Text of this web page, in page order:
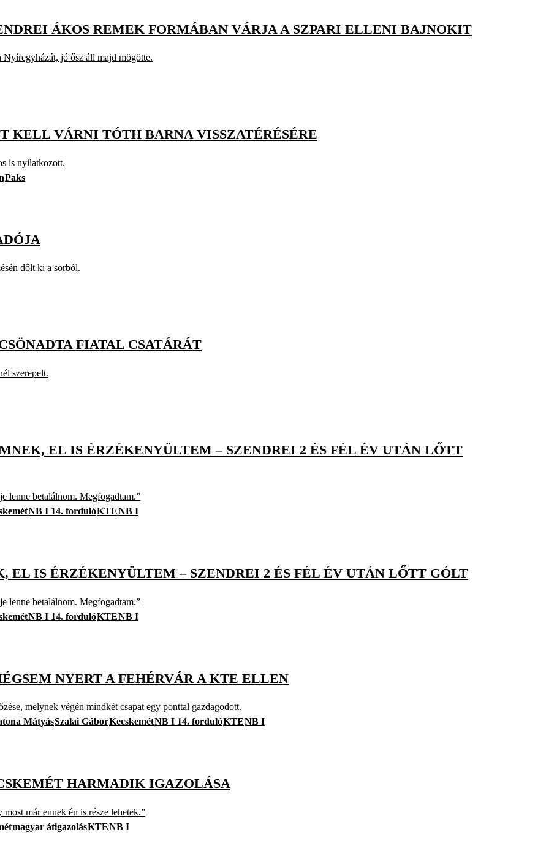
ÁKOS REMEK FORMÁBAN VÁRJA A SZPARI ELLENI BAJNOKIT
jó ősz áll majd mögötte.
KELL VÁRNI TÓTH BARNA VISSZATÉRÉSÉRE
is nyilatkozott.
Paks
dőlt ki a sorból.
FIATAL CSATÁRÁT
szerepelt.
EL IS ÉRZÉKENYÜLTEM – SZENDREI 2 ÉS FÉL ÉV UTÁN LŐTT
lenne betalálnom. Megfogadtam.”
NB I 14. fordulóKTENB I
IS ÉRZÉKENYÜLTEM – SZENDREI 2 ÉS FÉL ÉV UTÁN LŐTT GÓLT
lenne betalálnom. Megfogadtam.”
NB I 14. fordulóKTENB I
NYERT A FEHÉRVÁR A KTE ELLEN
melynek végén mindkét csapat egy ponttal gazdagodott.
MátyásSzalai GáborKecskemétNB I 14. fordulóKTENB I
HARMADIK IGAZOLÁSA
már ennek én is része lehetek.”
magyar átigazolásKTENB I